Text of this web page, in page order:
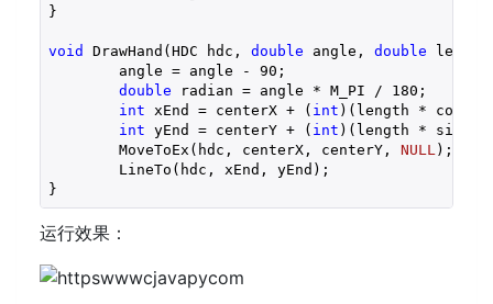
}
void DrawHand(HDC hdc, double angle, double
	angle = angle -
90 ;
double radian = angle * M_PI / 180 ;
int xEnd = centerX + ( int )(length *
int yEnd = centerY + ( int )(length *
	MoveToEx(hdc, centerX, centerY,
NULL);
}
运行效果：